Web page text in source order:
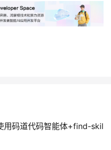
码道代码智能体+find-skil